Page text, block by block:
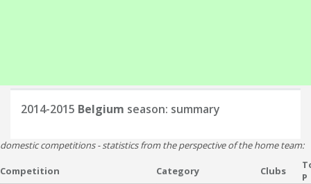
2014-2015 Belgium season: summary
domestic competitions - statistics from the perspective of the home team:
Competition Category Clubs
P